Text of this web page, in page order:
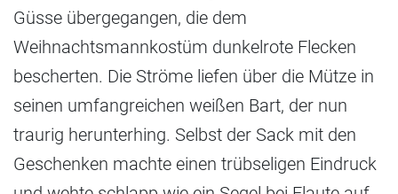
Güsse übergegangen, die dem
Weihnachtsmannkostüm dunkelrote Flecken
bescherten. Die Ströme liefen über die Mütze in
seinen umfangreichen weißen Bart, der nun
traurig herunterhing. Selbst der Sack mit den
Geschenken machte einen trübseligen Eindruck